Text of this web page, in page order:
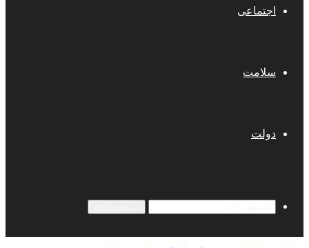
اجتماعی
سلامت
دولت